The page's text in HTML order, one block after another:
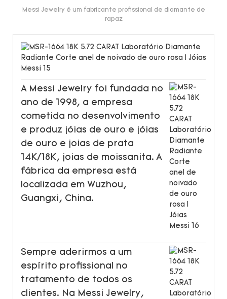
Messi Jewelry é um fabricante profissional de diamante de
rapaz
A Messi Jewelry foi fundada no
ano de 1998, a empresa
cometida no desenvolvimento
e produz jóias de ouro e jóias
de ouro e joias de prata
14K/18K, joias de moissanita. A
fábrica da empresa está
localizada em Wuzhou,
Guangxi, China.
Sempre aderirmos a um
espírito profissional no
tratamento de todos os
clientes. Na Messi Jewelry,